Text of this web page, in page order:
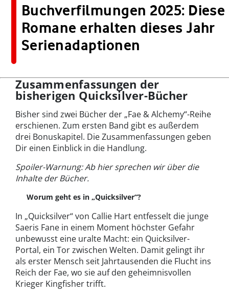
Buchverfilmungen 2025: Diese
Romane erhalten dieses Jahr
Serienadaptionen
Zusammenfassungen der
bisherigen Quicksilver-Bücher
Bisher sind zwei Bücher der „Fae & Alchemy“-Reihe
erschienen. Zum ersten Band gibt es außerdem
drei Bonuskapitel. Die Zusammenfassungen geben
Dir einen Einblick in die Handlung.
Spoiler-Warnung: Ab hier sprechen wir über die
Inhalte der Bücher.
Worum geht es in „Quicksilver“?
In „Quicksilver“ von Callie Hart entfesselt die junge
Saeris Fane in einem Moment höchster Gefahr
unbewusst eine uralte Macht: ein Quicksilver-
Portal, ein Tor zwischen Welten. Damit gelingt ihr
als erster Mensch seit Jahrtausenden die Flucht ins
Reich der Fae, wo sie auf den geheimnisvollen
Krieger Kingfisher trifft.